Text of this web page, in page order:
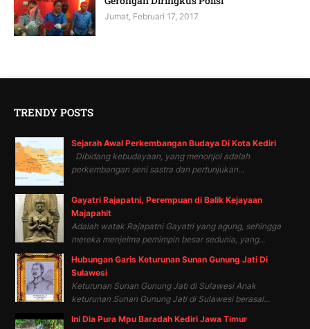
Jumat, Februari 17, 2017
TRENDY POSTS
Sejarah Awal Perkembangan Budaya Di Kota Kediri
Dibidang kebudayaan, yang menonjol adalah
perkembangan seni sastra dan pertunjukan...
Gayatri Rajapatni, Perempuan di Balik Kejayaan
Majapahit
Adalah watak Rajapatni Gayatri yang agung, sehingga
mereka menjelma pemimpin besar sedunia, yang...
Hubungan Garis Keturunan Sunan Gunung Jati Di
Sulawesi
Keturunan Sunan Gunung Jati di Sulawesi Anak
keturunan Sunan Gunung Jati di Sulawesi berasal...
Ini Dia Pura Mpu Baradah Kediri Jawa Timur